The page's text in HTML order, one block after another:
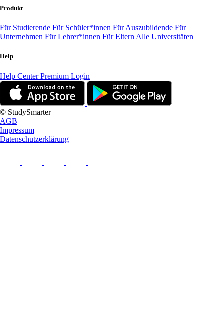
Produkt
Für Studierende Für Schüler*innen Für Auszubildende Für
Unternehmen Für Lehrer*innen Für Eltern Alle Universitäten
Help
Help CenterPremium Login
© StudySmarter
AGB
Impressum
Datenschutzerklärung